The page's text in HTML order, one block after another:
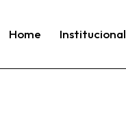
Home Institucional